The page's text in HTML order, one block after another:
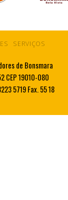
SERVIÇOS
de Bonsmara
CEP 19010-080
5719 Fax. 55 18